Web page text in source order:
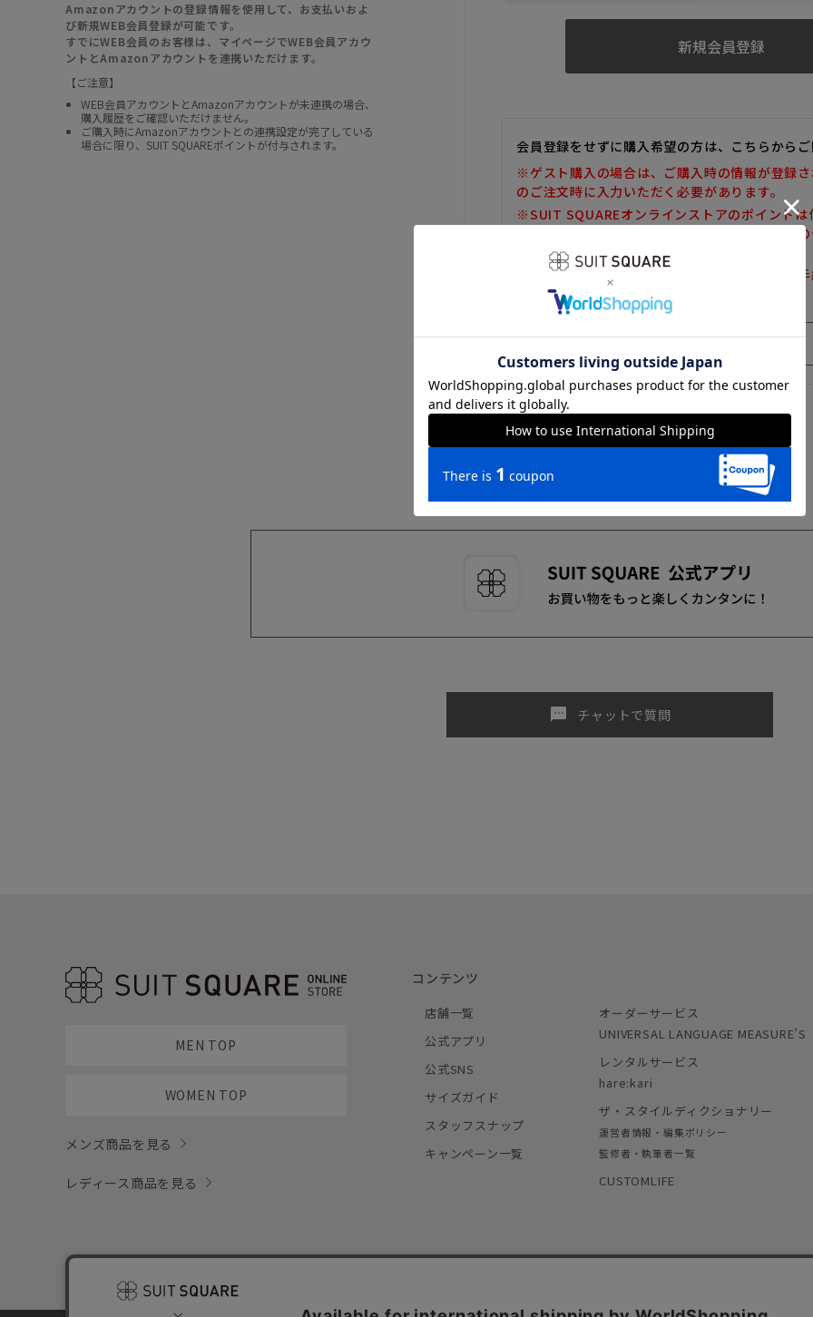
Amazonアカウントの登録情報を使用して、お支払いおよ
び新規WEB会員登録が可能です。
すでにWEB会員のお客様は、マイページでWEB会員アカウ
ントとAmazonアカウントを連携いただけます。
【ご注意】
WEB会員アカウントとAmazonアカウントが未連携の場合、
購入履歴をご確認いただけません。
ご購入時にAmazonアカウントとの連携設定が完了している
場合に限り、SUIT SQUAREポイントが付与されます。
新規会員登録
会員登録をせずに購入希望の方は、こちらからご
※ゲスト購入の場合は、ご購入時の情報が登録
のご注文時に入力いただく必要があります。
※SUIT SQUAREオンラインストアのポイントは
また、ゲスト購入後の会員情報統合・ポイント
しかねます。
※購入履歴の確認、領収書の発行、キャンセル
だけません。
sms チャットで質問
MEN TOP
WOMEN TOP
メンズ商品を見る
レディース商品を見る
コンテンツ
店舗一覧
公式アプリ
公式SNS
サイズガイド
スタッフスナップ
キャンペーン一覧
オーダーサービス
UNIVERSAL LANGUAGE MEASURE’S
レンタルサービス
hare:kari
ザ・スタイルディクショナリー
運営者情報・編集ポリシー
監修者・執筆者一覧
CUSTOMLIFE